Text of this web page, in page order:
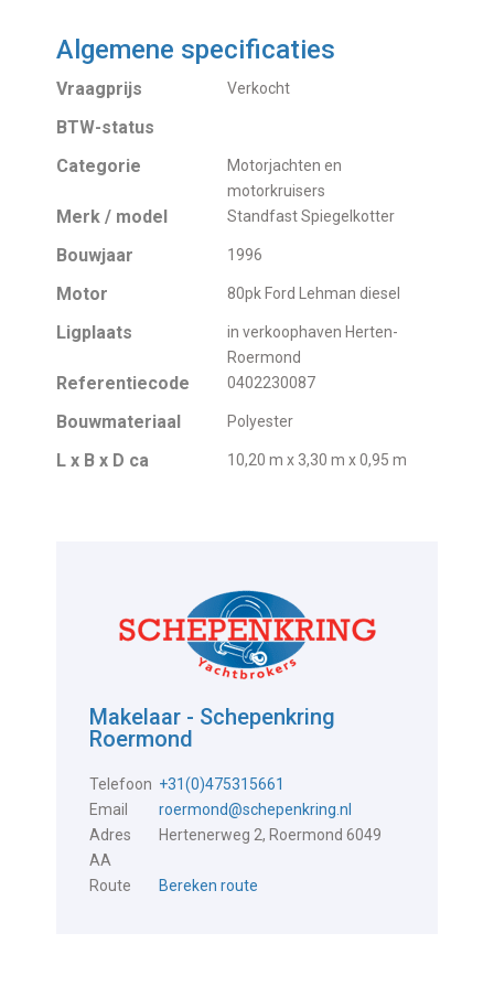
Algemene specificaties
Vraagprijs Verkocht
BTW-status
Categorie
Motorjachten en
motorkruisers
Merk / model Standfast Spiegelkotter
Bouwjaar 1996
Motor 80pk Ford Lehman diesel
Ligplaats
in verkoophaven Herten-
Roermond
Referentiecode 0402230087
Bouwmateriaal Polyester
L x B x D ca 10,20 m x 3,30 m x 0,95 m
Makelaar - Schepenkring
Roermond
Telefoon +31(0)475315661
Email
roermond@schepenkring.nl
Adres
Hertenerweg 2, Roermond 6049
AA
Route
Bereken route